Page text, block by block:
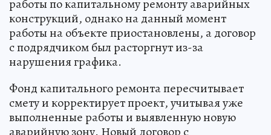
работы по капитальному ремонту аварийных
конструкций, однако на данный момент
работы на объекте приостановлены, а договор
с подрядчиком был расторгнут из-за
нарушения графика.
Фонд капитального ремонта пересчитывает
смету и корректирует проект, учитывая уже
выполненные работы и выявленную новую